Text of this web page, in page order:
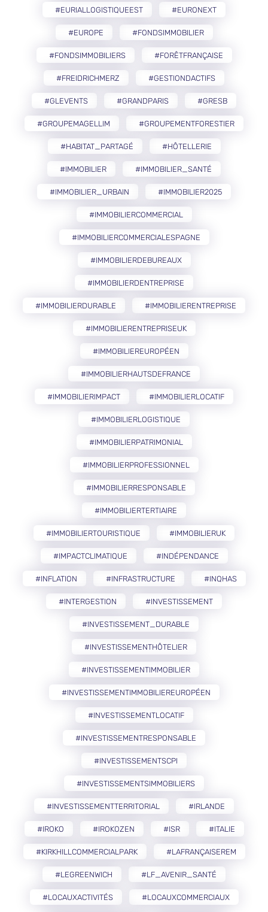
#EURIALLOGISTIQUEEST #EURONEXT
#EUROPE #FONDSIMMOBILIER
#FONDSIMMOBILIERS #FORÊTFRANÇAISE
#FREIDRICHMERZ #GESTIONDACTIFS
#GLEVENTS #GRANDPARIS #GRESB
#GROUPEMAGELLIM #GROUPEMENTFORESTIER
#HABITAT_PARTAGÉ #HÔTELLERIE
#IMMOBILIER #IMMOBILIER_SANTÉ
#IMMOBILIER_URBAIN #IMMOBILIER2025
#IMMOBILIERCOMMERCIAL
#IMMOBILIERCOMMERCIALESPAGNE
#IMMOBILIERDEBUREAUX
#IMMOBILIERDENTREPRISE
#IMMOBILIERDURABLE #IMMOBILIERENTREPRISE
#IMMOBILIERENTREPRISEUK
#IMMOBILIEREUROPÉEN
#IMMOBILIERHAUTSDEFRANCE
#IMMOBILIERIMPACT #IMMOBILIERLOCATIF
#IMMOBILIERLOGISTIQUE
#IMMOBILIERPATRIMONIAL
#IMMOBILIERPROFESSIONNEL
#IMMOBILIERRESPONSABLE
#IMMOBILIERTERTIAIRE
#IMMOBILIERTOURISTIQUE #IMMOBILIERUK
#IMPACTCLIMATIQUE #INDÉPENDANCE
#INFLATION #INFRASTRUCTURE #INQHAS
#INTERGESTION #INVESTISSEMENT
#INVESTISSEMENT_DURABLE
#INVESTISSEMENTHÔTELIER
#INVESTISSEMENTIMMOBILIER
#INVESTISSEMENTIMMOBILIEREUROPÉEN
#INVESTISSEMENTLOCATIF
#INVESTISSEMENTRESPONSABLE
#INVESTISSEMENTSCPI
#INVESTISSEMENTSIMMOBILIERS
#INVESTISSEMENTTERRITORIAL #IRLANDE
#IROKO #IROKOZEN #ISR #ITALIE
#KIRKHILLCOMMERCIALPARK #LAFRANÇAISEREM
#LEGREENWICH #LF_AVENIR_SANTÉ
#LOCAUXACTIVITÉS #LOCAUXCOMMERCIAUX